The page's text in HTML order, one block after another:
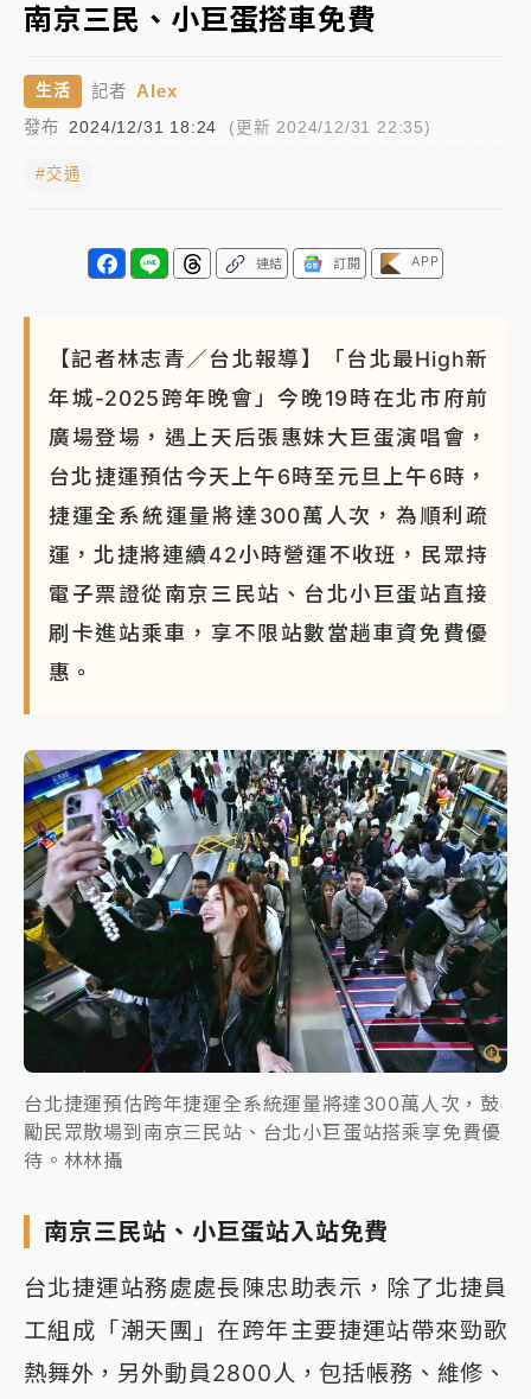
「白海豚」雨炸新北！通報109件災情 侯友宜揭這類災
白海豚挾豪雨狂炸新北！時雨量破百毫米 水塔、雨棚
砸落毀車
南京三民、小巨蛋搭車免費
生活 記者 Alex
發布 2024/12/31 18:24 (更新 2024/12/31 22:35)
#交通
連結 訂閱 APP
【記者林志青／台北報導】「台北最High新
年城-2025跨年晚會」今晚19時在北市府前
廣場登場，遇上天后張惠妹大巨蛋演唱會，
台北捷運預估今天上午6時至元旦上午6時，
捷運全系統運量將達300萬人次，為順利疏
運，北捷將連續42小時營運不收班，民眾持
電子票證從南京三民站、台北小巨蛋站直接
刷卡進站乘車，享不限站數當趟車資免費優
惠。
台北捷運預估跨年捷運全系統運量將達300萬人次，鼓
勵民眾散場到南京三民站、台北小巨蛋站搭乘享免費優
待。林林攝
南京三民站、小巨蛋站入站免費
台北捷運站務處處長陳忠助表示，除了北捷員
工組成「潮天團」在跨年主要捷運站帶來勁歌
熱舞外，另外動員2800人，包括帳務、維修、